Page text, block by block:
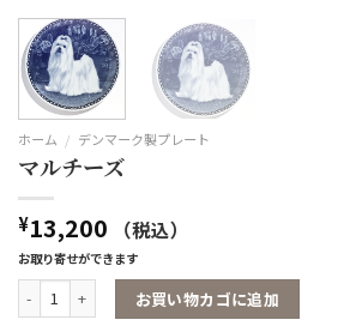
ホーム / デンマーク製プレート
マルチーズ
¥13,200 （税込）
お取り寄せができます
マルチーズ個 お買い物カゴに追加